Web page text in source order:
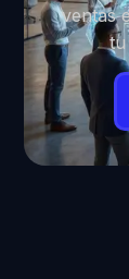
ventas
tu